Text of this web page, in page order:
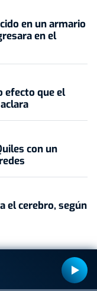
en un armario
en el
efecto que el
con un
el cerebro, según